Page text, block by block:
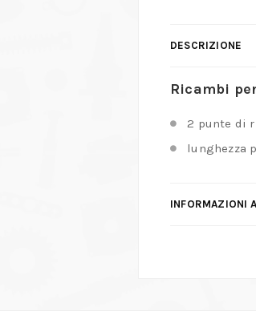
DESCRIZIONE
Ricambi
2 punte di
lunghezza
INFORMAZIONI